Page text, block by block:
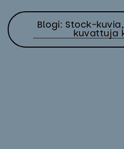
Blogi: Stock-
kuvattuja